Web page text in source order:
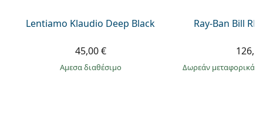
Lentiamo Klaudio Deep Black
45,00 €
άμεσα διαθέσιμο
Ray-Ban Bill
Δωρεάν μεταφορικά